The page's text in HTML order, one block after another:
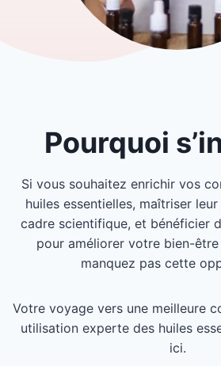
Pourquoi
Si vous souhaitez enrichir vos
huiles essentielles, maîtriser
cadre scientifique, et bénéficier
pour améliorer votre bien-
manquez pas cette
Votre voyage vers une meilleure
utilisation experte des huiles
ici.